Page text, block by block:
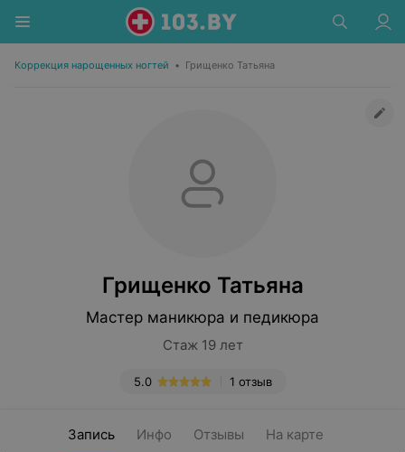
Коррекция нарощенных ногтей • Грищенко Татьяна
Грищенко Татьяна
Мастер маникюра и педикюра
Стаж 19 лет
1 отзыв
5.0
Запись Инфо Отзывы На карте